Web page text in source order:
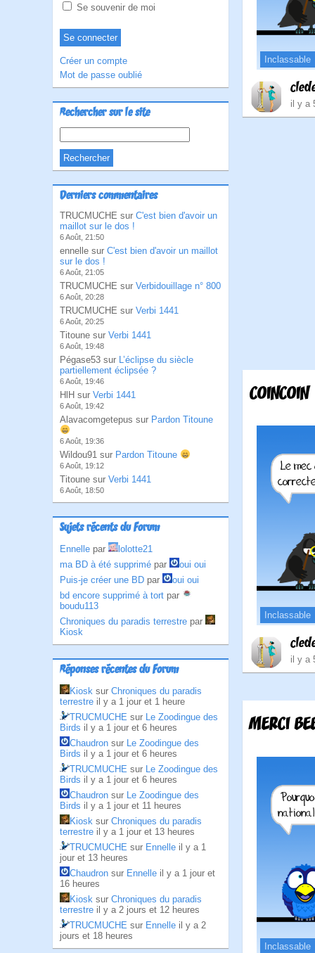
Se souvenir de moi
Créer un compte
Mot de passe oublié
Rechercher sur le site
Derniers commentaires
TRUCMUCHE sur C'est bien d'avoir un
maillot sur le dos !
6 Août, 21:50
ennelle sur C'est bien d'avoir un maillot
sur le dos !
6 Août, 21:05
TRUCMUCHE sur Verbidouillage n° 800
6 Août, 20:28
TRUCMUCHE sur Verbi 1441
6 Août, 20:25
Titoune sur Verbi 1441
6 Août, 19:48
Pégase53 sur L’éclipse du siècle
partiellement éclipsée ?
6 Août, 19:46
HlH sur Verbi 1441
6 Août, 19:42
Alavacomgetepus sur Pardon Titoune
6 Août, 19:36
Wildou91 sur Pardon Titoune
6 Août, 19:12
Titoune sur Verbi 1441
6 Août, 18:50
Sujets récents du Forum
Ennelle par
lolotte21
ma BD à été supprimé par
oui oui
Puis-je créer une BD par
oui oui
bd encore supprimé à tort par
boudu113
Chroniques du paradis terrestre par
Kiosk
Réponses récentes du Forum
Kiosk sur Chroniques du paradis
terrestre il y a 1 jour et 1 heure
TRUCMUCHE sur Le Zoodingue des
Birds il y a 1 jour et 6 heures
Chaudron sur Le Zoodingue des
Birds il y a 1 jour et 6 heures
TRUCMUCHE sur Le Zoodingue des
Birds il y a 1 jour et 6 heures
Chaudron sur Le Zoodingue des
Birds il y a 1 jour et 11 heures
Kiosk sur Chroniques du paradis
terrestre il y a 1 jour et 13 heures
TRUCMUCHE sur Ennelle il y a 1
jour et 13 heures
Chaudron sur Ennelle il y a 1 jour et
16 heures
Kiosk sur Chroniques du paradis
terrestre il y a 2 jours et 12 heures
TRUCMUCHE sur Ennelle il y a 2
jours et 18 heures
Inclassable
il y a
COINCOIN
Inclassable
il y a
MERCI
Inclassable